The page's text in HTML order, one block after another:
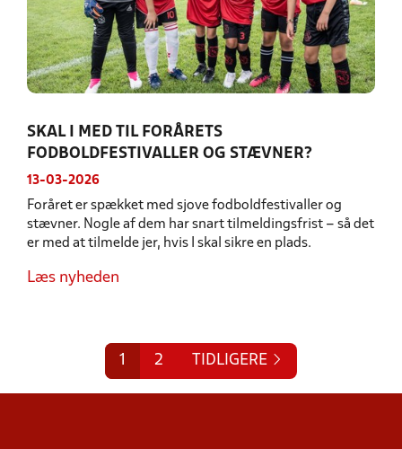
SKAL I MED TIL FORÅRETS
FODBOLDFESTIVALLER OG STÆVNER?
13-03-2026
Foråret er spækket med sjove fodboldfestivaller og
stævner. Nogle af dem har snart tilmeldingsfrist – så det
er med at tilmelde jer, hvis I skal sikre en plads.
Læs nyheden
1 2 TIDLIGERE